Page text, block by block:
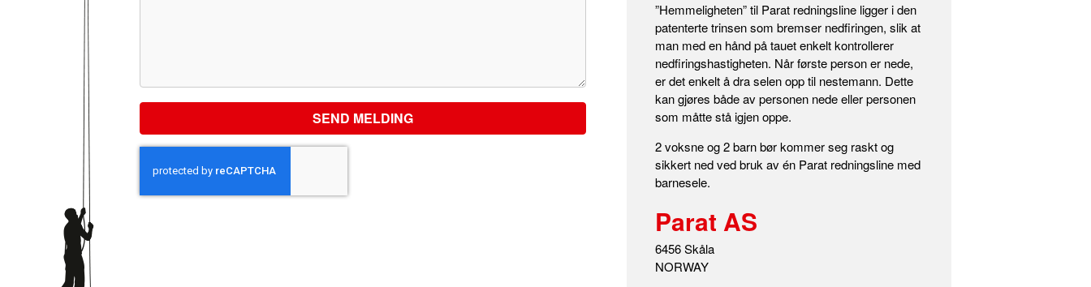
SEND MELDING
”Hemmeligheten” til Parat redningsline ligger i den
patenterte trinsen som bremser nedfiringen, slik at
man med en hånd på tauet enkelt kontrollerer
nedfiringshastigheten. Når første person er nede,
er det enkelt å dra selen opp til nestemann. Dette
kan gjøres både av personen nede eller personen
som måtte stå igjen oppe.
2 voksne og 2 barn bør kommer seg raskt og
sikkert ned ved bruk av én Parat redningsline med
barnesele.
Parat AS
6456 Skåla
NORWAY